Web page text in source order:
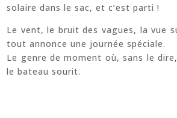
solaire dans le sac, et c’est parti !
Le vent, le bruit des vagues, la vue
tout annonce une journée spéciale.
Le genre de moment où, sans le
le bateau sourit.